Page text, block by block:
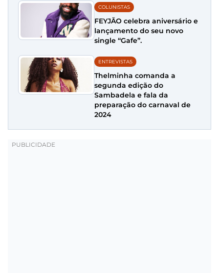
COLUNISTAS
FEYJÃO celebra aniversário e
lançamento do seu novo
single “Gafe”.
ENTREVISTAS
Thelminha comanda a
segunda edição do
Sambadela e fala da
preparação do carnaval de
2024